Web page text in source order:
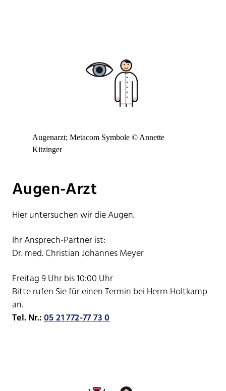
Augenarzt; Metacom Symbole © Annette
Kitzinger
Augen-Arzt
Hier untersuchen wir die Augen.
Ihr Ansprech-Partner ist:
Dr. med. Christian Johannes Meyer
Freitag 9 Uhr bis 10:00 Uhr
Bitte rufen Sie für einen Termin bei Herrn Holtkamp
an.
Tel. Nr.:05 21 772-77 73 0